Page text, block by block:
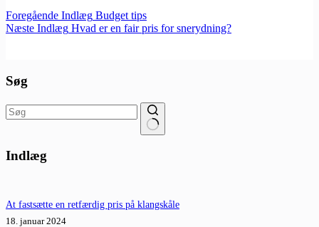
Foregående Indlæg Budget tips
Næste Indlæg Hvad er en fair pris for snerydning?
Søg
resultater
Indlæg
At fastsætte en retfærdig pris på klangskåle
18. januar 2024